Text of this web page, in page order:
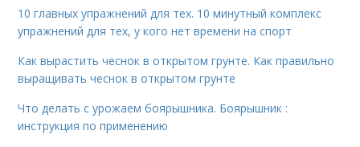
10 главных упражнений для тех. 10 минутный комплекс
упражнений для тех, у кого нет времени на спорт
Как вырастить чеснок в открытом грунте. Как правильно
выращивать чеснок в открытом грунте
Что делать с урожаем боярышника. Боярышник :
инструкция по применению